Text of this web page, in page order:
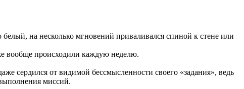
на несколько мгновений приваливался спиной к стене или
вообще происходили каждую неделю.
сердился от видимой бессмысленности своего «задания», ведь
миссий.